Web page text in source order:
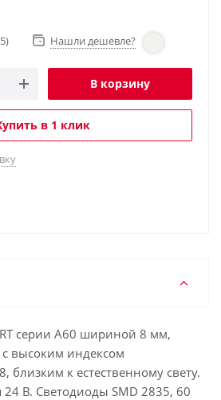
Нашли дешевле?
В корзину
в 1 клик
серии A60 шириной 8 мм,
высоким индексом
близким к естественному свету.
В. Светодиоды SMD 2835, 60